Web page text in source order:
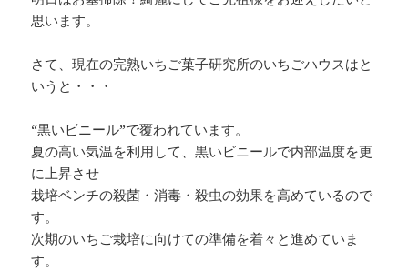
思います。
さて、現在の完熟いちご菓子研究所のいちごハウスはと
いうと・・・
“黒いビニール”で覆われています。
夏の高い気温を利用して、黒いビニールで内部温度を更
に上昇させ
栽培ベンチの殺菌・消毒・殺虫の効果を高めているので
す。
次期のいちご栽培に向けての準備を着々と進めていま
す。